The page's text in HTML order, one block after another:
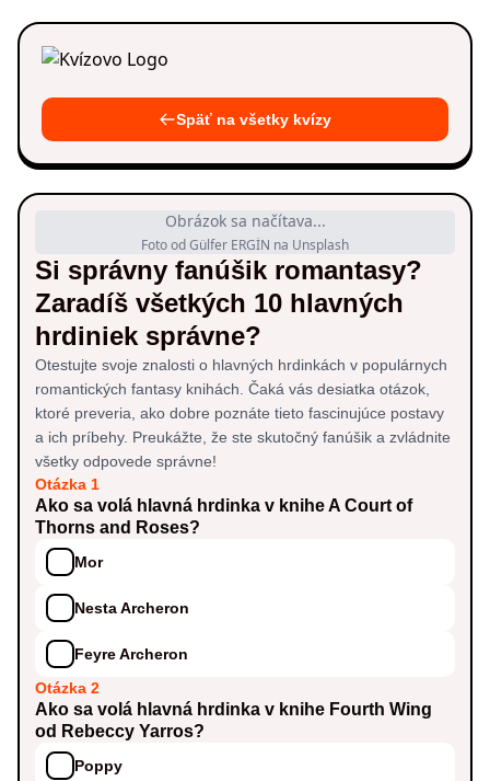
Späť na všetky kvízy
Obrázok sa načítava...
Foto od Gülfer ERGİN na Unsplash
Si správny fanúšik romantasy?
Zaradíš všetkých 10 hlavných
hrdiniek správne?
Otestujte svoje znalosti o hlavných hrdinkách v populárnych
romantických fantasy knihách. Čaká vás desiatka otázok,
ktoré preveria, ako dobre poznáte tieto fascinujúce postavy
a ich príbehy. Preukážte, že ste skutočný fanúšik a zvládnite
všetky odpovede správne!
Otázka 1
Ako sa volá hlavná hrdinka v knihe A Court of
Thorns and Roses?
Mor
Nesta Archeron
Feyre Archeron
Otázka 2
Ako sa volá hlavná hrdinka v knihe Fourth Wing
od Rebeccy Yarros?
Poppy